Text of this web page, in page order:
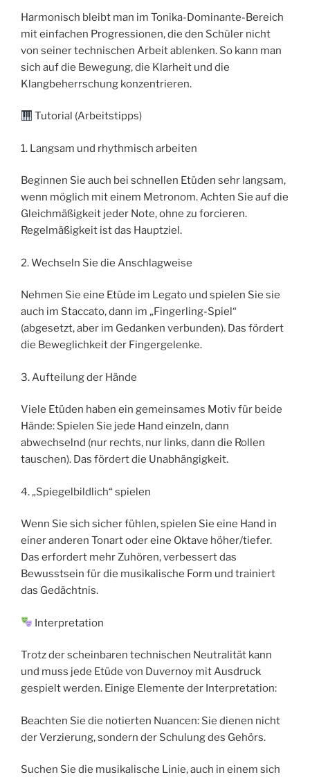
Harmonisch bleibt man im Tonika-Dominante-Bereich
mit einfachen Progressionen, die den Schüler nicht
von seiner technischen Arbeit ablenken. So kann man
sich auf die Bewegung, die Klarheit und die
Klangbeherrschung konzentrieren.
Tutorial (Arbeitstipps)
1. Langsam und rhythmisch arbeiten
Beginnen Sie auch bei schnellen Etüden sehr langsam,
wenn möglich mit einem Metronom. Achten Sie auf die
Gleichmäßigkeit jeder Note, ohne zu forcieren.
Regelmäßigkeit ist das Hauptziel.
2. Wechseln Sie die Anschlagweise
Nehmen Sie eine Etüde im Legato und spielen Sie sie
auch im Staccato, dann im „Fingerling-Spiel“
(abgesetzt, aber im Gedanken verbunden). Das fördert
die Beweglichkeit der Fingergelenke.
3. Aufteilung der Hände
Viele Etüden haben ein gemeinsames Motiv für beide
Hände: Spielen Sie jede Hand einzeln, dann
abwechselnd (nur rechts, nur links, dann die Rollen
tauschen). Das fördert die Unabhängigkeit.
4. „Spiegelbildlich“ spielen
Wenn Sie sich sicher fühlen, spielen Sie eine Hand in
einer anderen Tonart oder eine Oktave höher/tiefer.
Das erfordert mehr Zuhören, verbessert das
Bewusstsein für die musikalische Form und trainiert
das Gedächtnis.
Interpretation
Trotz der scheinbaren technischen Neutralität kann
und muss jede Etüde von Duvernoy mit Ausdruck
gespielt werden. Einige Elemente der Interpretation:
Beachten Sie die notierten Nuancen: Sie dienen nicht
der Verzierung, sondern der Schulung des Gehörs.
Suchen Sie die musikalische Linie, auch in einem sich